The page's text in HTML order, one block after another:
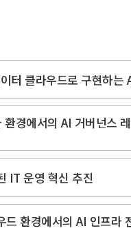
터 클라우드로 구현하는
경에서의 AI 거버넌스
IT 운영 혁신 추진
환경에서의 AI 인프라